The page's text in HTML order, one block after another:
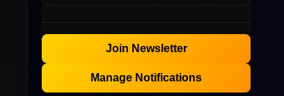
Join Newsletter
Manage Notifications